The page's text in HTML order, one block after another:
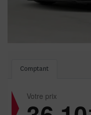
Comptant
Votre prix